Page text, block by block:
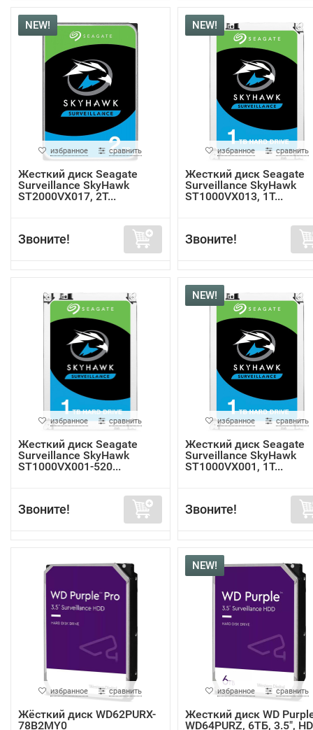
NEW!
избранное сравнить
Жесткий диск Seagate
Surveillance SkyHawk
ST2000VX017, 2Т...
Звоните!
NEW!
избранное сравнить
Жесткий диск Seagate
Surveillance SkyHawk
ST1000VX013, 1Т...
Звоните!
избранное сравнить
Жесткий диск Seagate
Surveillance SkyHawk
ST1000VX001-520...
Звоните!
NEW!
избранное сравнить
Жесткий диск Seagate
Surveillance SkyHawk
ST1000VX001, 1Т...
Звоните!
избранное сравнить
Жёсткий диск WD62PURX-
78B2MY0
NEW!
избранное сравнить
Жесткий диск WD
WD64PURZ, 6ТБ, 3.5",